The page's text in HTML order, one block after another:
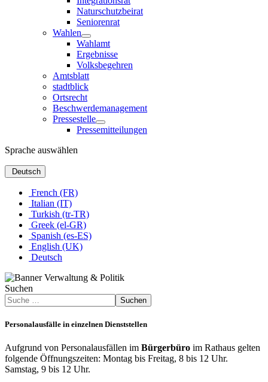
Naturschutzbeirat
Seniorenrat
Wahlen
Wahlamt
Ergebnisse
Volksbegehren
Amtsblatt
stadtblick
Ortsrecht
Beschwerdemanagement
Pressestelle
Pressemitteilungen
Sprache auswählen
Deutsch
French (FR)
Italian (IT)
Turkish (tr-TR)
Greek (el-GR)
Spanish (es-ES)
English (UK)
Deutsch
Suchen
Suchen
Personalausfälle in einzelnen Dienststellen
Aufgrund von Personalausfällen im Bürgerbüro im Rathaus gelten
folgende Öffnungszeiten: Montag bis Freitag, 8 bis 12 Uhr.
Samstag, 9 bis 12 Uhr.